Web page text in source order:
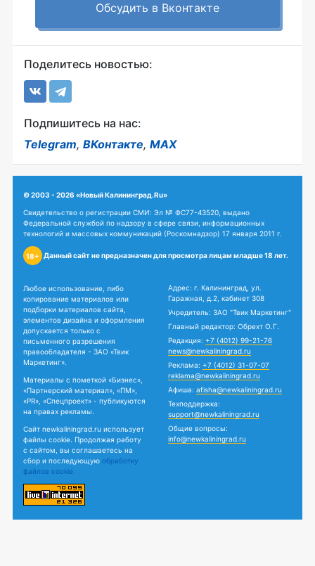
Обсудить в Вконтакте
Поделитесь новостью:
Подпишитесь на нас:
Telegram, ВКонтакте, MAX
© 2003 - 2026 «Новый Калининград.Ru»
Свидетельство о регистрации СМИ: Эл № ФС77-43520, выдано
Федеральной службой по надзору в сфере связи, информационных
технологий и массовых коммуникаций (Роскомнадзор) 17 января 2011 г.
18+ Данный сайт не предназначен для просмотра лицам младше 18 лет.
Любое использование, либо
копирование материалов или
подборки материалов сайта,
элементов дизайна и оформления
допускается только с
письменного разрешения
правообладателя - ЗАО «Твик
Маркетинг».
Материалы с пометкой «Бизнес»,
«Партнерский материал», «ПМ»,
«PR», «Спецпроект» - публикуются
на правах рекламы.
Сайт newkaliningrad.ru использует
файлы cookie. Продолжая работу
с сайтом, вы соглашаетесь на
сбор и последующую обработку
файлов cookie.
Адрес: г. Калининград, ул.
Гаражная, д.2, кабинет 308
Учредитель: ЗАО "Твик Маркетинг"
Главный редактор: Обрехт О.Г.
Редакция: +7 (4012) 99-21-76
news@newkaliningrad.ru
Реклама: +7 (4012) 31-07-07
reklama@newkaliningrad.ru
Афиша: afisha@newkaliningrad.ru
Техподдержка:
support@newkaliningrad.ru
Общие вопросы:
info@newkaliningrad.ru